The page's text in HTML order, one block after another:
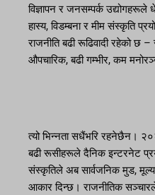
विज्ञापन र जनसम्पर्क
हास्य, विडम्बना र मीम संस्कृति
राजनीति बढी रूढिवादी रहेको छ
औपचारिक, बढी गम्भीर, कम
त्यो भिन्नता सधैंभरि रहनेछैन।
बढी रूसीहरूले दैनिक इन्टरनेट
संस्कृतिले अब सार्वजनिक मुड,
आकार दिन्छ। राजनीतिक